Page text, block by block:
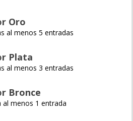
Oro
al menos 5 entradas
Plata
al menos 3 entradas
Bronce
al menos 1 entrada